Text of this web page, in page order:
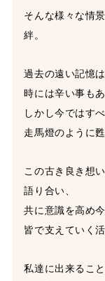
そんな様々な情
絆。
過去の遠い記憶
時には辛い事も
しかし今ではす
走馬燈のように甦
この古き良き想
語り合い、
共に意識を高め
皆で支えていく
私達に出来るこ